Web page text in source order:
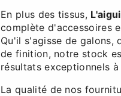
En plus des tissus,
complète d'accessoires
Qu'il s'agisse de galons,
de finition, notre stock
résultats exceptionnels
La qualité de nos